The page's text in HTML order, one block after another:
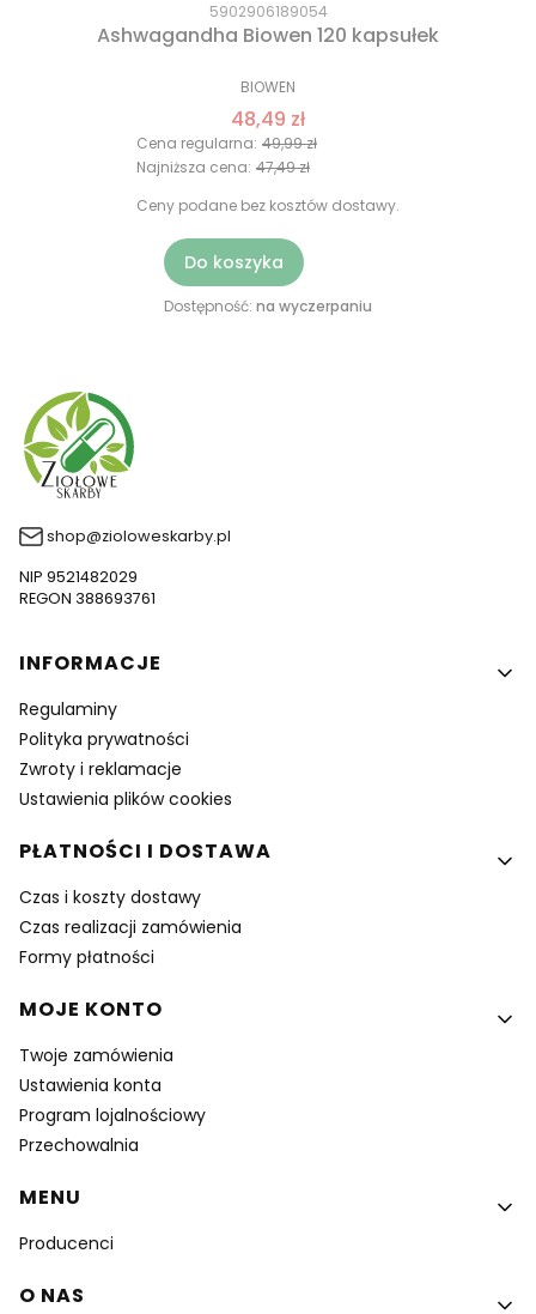
5902906189054
Ashwagandha Biowen 120 kapsułek
BIOWEN
48,49 zł
Cena regularna: 49,99 zł
Najniższa cena: 47,49 zł
Ceny podane bez kosztów dostawy.
Do koszyka
Dostępność: na wyczerpaniu
shop@zioloweskarby.pl
NIP 9521482029
REGON 388693761
Linki w stopce
INFORMACJE
Regulaminy
Polityka prywatności
Zwroty i reklamacje
Ustawienia plików cookies
PŁATNOŚCI I DOSTAWA
Czas i koszty dostawy
Czas realizacji zamówienia
Formy płatności
MOJE KONTO
Twoje zamówienia
Ustawienia konta
Program lojalnościowy
Przechowalnia
MENU
Producenci
O NAS